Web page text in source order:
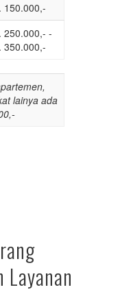
150.000,-
250.000,- -
350.000,-
lainya ada